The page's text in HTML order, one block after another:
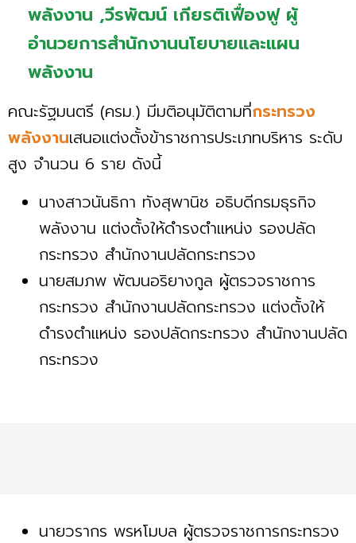
พลังงาน ,วีรพัฒน์ เกียรติเฟื่องฟู ผู้
อำนวยการสำนักงานนโยบายและแผน
พลังงาน
คณะรัฐมนตรี (ครม.) มีมติอนุมัติตามที่กระทรวง
พลังงานเสนอแต่งตั้งข้าราชการประเภทบริหาร ระดับ
สูง จำนวน 6 ราย ดังนี้
นางสาวนันธิกา ทังสุพานิช อธิบดีกรมธุรกิจ
พลังงาน แต่งตั้งให้ดำรงตำแหน่ง รองปลัด
กระทรวง สำนักงานปลัดกระทรวง
นายสมภพ พัฒนอริยางกูล ผู้ตรวจราชการ
กระทรวง สำนักงานปลัดกระทรวง แต่งตั้งให้
ดำรงตำแหน่ง รองปลัดกระทรวง สำนักงานปลัด
กระทรวง
นายวรากร พรหโมบล ผู้ตรวจราชการกระทรวง